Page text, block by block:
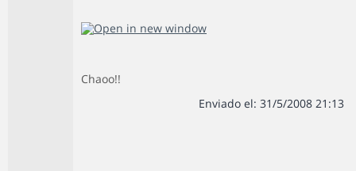
Chaoo!!
Enviado el: 31/5/2008 21:13